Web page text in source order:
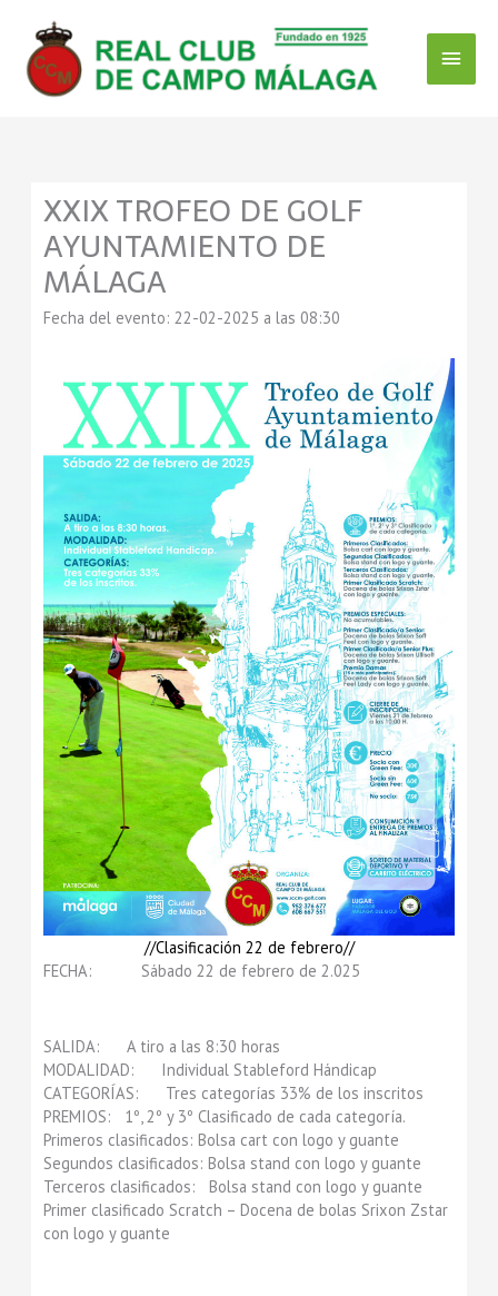
contenido
Menú
XXIX TROFEO DE GOLF
AYUNTAMIENTO DE
MÁLAGA
Fecha del evento: 22-02-2025 a las 08:30
//Clasificación 22 de febrero//
FECHA: Sábado 22 de febrero de 2.025
SALIDA: A tiro a las 8:30 horas
MODALIDAD: Individual Stableford Hándicap
CATEGORÍAS: Tres categorías 33% de los inscritos
PREMIOS: 1º, 2º y 3º Clasificado de cada categoría.
Primeros clasificados: Bolsa cart con logo y guante
Segundos clasificados: Bolsa stand con logo y guante
Terceros clasificados: Bolsa stand con logo y guante
Primer clasificado Scratch – Docena de bolas Srixon Zstar
con logo y guante